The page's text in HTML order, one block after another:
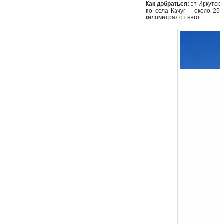
Как добраться:от
по села Качуг – около
километрах от него.